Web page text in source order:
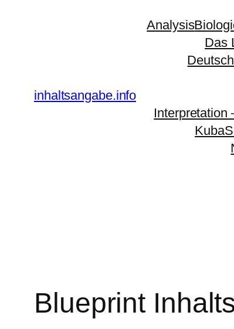
inhaltsangabe.info
Analysis
Das
Interpretation
Blueprint